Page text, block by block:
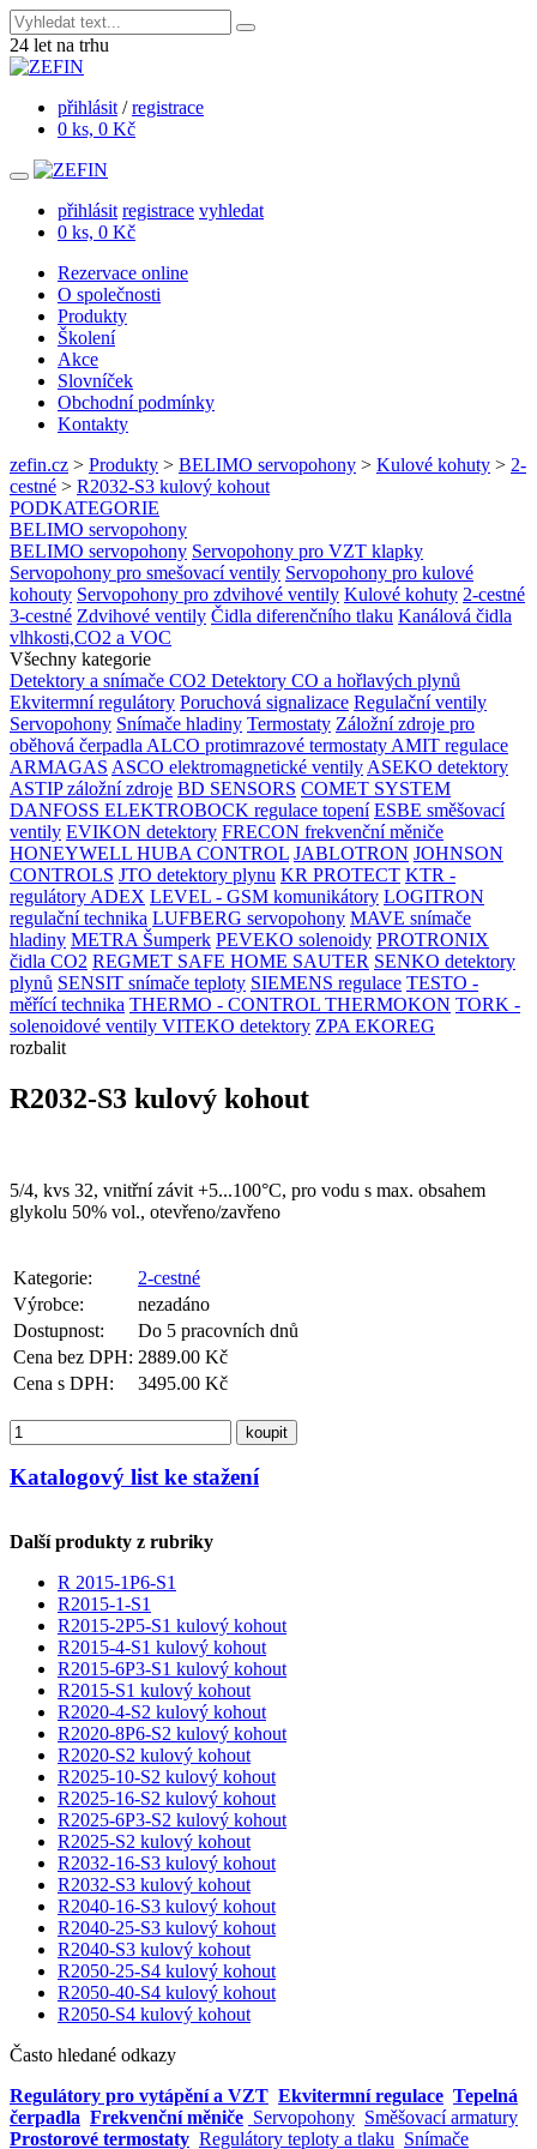
24 let na trhu
přihlásit /registrace
0 ks, 0 Kč
přihlásit registrace vyhledat
0 ks, 0 Kč
Rezervace online
O společnosti
Produkty
Školení
Akce
Slovníček
Obchodní podmínky
Kontakty
zefin.cz > Produkty > BELIMO servopohony > Kulové kohuty > 2-
cestné > R2032-S3 kulový kohout
PODKATEGORIE
BELIMO servopohony
BELIMO servopohony Servopohony pro VZT klapky
Servopohony pro smešovací ventily Servopohony pro kulové
kohouty Servopohony pro zdvihové ventily Kulové kohuty 2-cestné
3-cestné Zdvihové ventily Čidla diferenčního tlaku Kanálová čidla
vlhkosti,CO2 a VOC
Všechny kategorie
Detektory a snímače CO2 Detektory CO a hořlavých plynů
Ekvitermní regulátory Poruchová signalizace Regulační ventily
Servopohony Snímače hladiny Termostaty Záložní zdroje pro
oběhová čerpadla ALCO protimrazové termostaty AMIT regulace
ARMAGAS ASCO elektromagnetické ventily ASEKO detektory
ASTIP záložní zdroje BD SENSORS COMET SYSTEM
DANFOSS ELEKTROBOCK regulace topení ESBE směšovací
ventily EVIKON detektory FRECON frekvenční měniče
HONEYWELL HUBA CONTROL JABLOTRON JOHNSON
CONTROLS JTO detektory plynu KR PROTECT KTR -
regulátory ADEX LEVEL - GSM komunikátory LOGITRON
regulační technika LUFBERG servopohony MAVE snímače
hladiny METRA Šumperk PEVEKO solenoidy PROTRONIX
čidla CO2 REGMET SAFE HOME SAUTER SENKO detektory
plynů SENSIT snímače teploty SIEMENS regulace TESTO -
měřící technika THERMO - CONTROL THERMOKON TORK -
solenoidové ventily VITEKO detektory ZPA EKOREG
rozbalit
R2032-S3 kulový kohout
5/4, kvs 32, vnitřní závit +5...100°C, pro vodu s max. obsahem
glykolu 50% vol., otevřeno/zavřeno
Kategorie:
2-cestné
Výrobce:
nezadáno
Dostupnost:
Do 5 pracovních dnů
Cena bez DPH: 2889.00 Kč
Cena s DPH:
3495.00 Kč
koupit
Katalogový list ke stažení
Další produkty z rubriky
R 2015-1P6-S1
R2015-1-S1
R2015-2P5-S1 kulový kohout
R2015-4-S1 kulový kohout
R2015-6P3-S1 kulový kohout
R2015-S1 kulový kohout
R2020-4-S2 kulový kohout
R2020-8P6-S2 kulový kohout
R2020-S2 kulový kohout
R2025-10-S2 kulový kohout
R2025-16-S2 kulový kohout
R2025-6P3-S2 kulový kohout
R2025-S2 kulový kohout
R2032-16-S3 kulový kohout
R2032-S3 kulový kohout
R2040-16-S3 kulový kohout
R2040-25-S3 kulový kohout
R2040-S3 kulový kohout
R2050-25-S4 kulový kohout
R2050-40-S4 kulový kohout
R2050-S4 kulový kohout
Často hledané odkazy
Regulátory pro vytápění a VZT Ekvitermní regulace Tepelná
čerpadla Frekvenční měniče Servopohony Směšovací armatury
Prostorové termostaty Regulátory teploty a tlaku Snímače